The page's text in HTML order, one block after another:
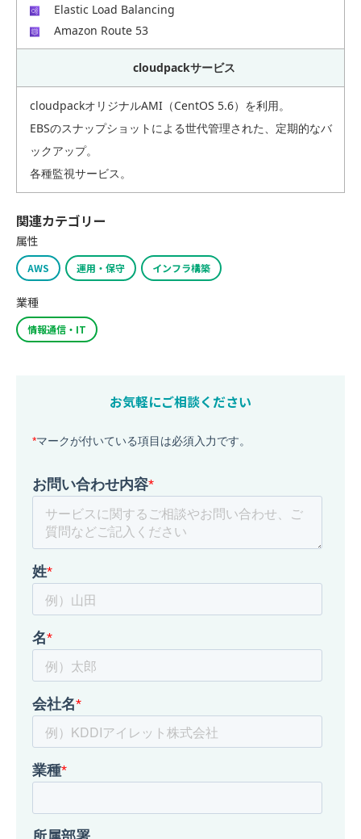
Elastic Load Balancing
Amazon Route 53
cloudpackサービス
cloudpackオリジナルAMI（CentOS 5.6）を利用。
EBSのスナップショットによる世代管理された、定期的なバ
ックアップ。
各種監視サービス。
関連カテゴリー
属性
AWS 運用・保守 インフラ構築
業種
情報通信・IT
お気軽にご相談ください